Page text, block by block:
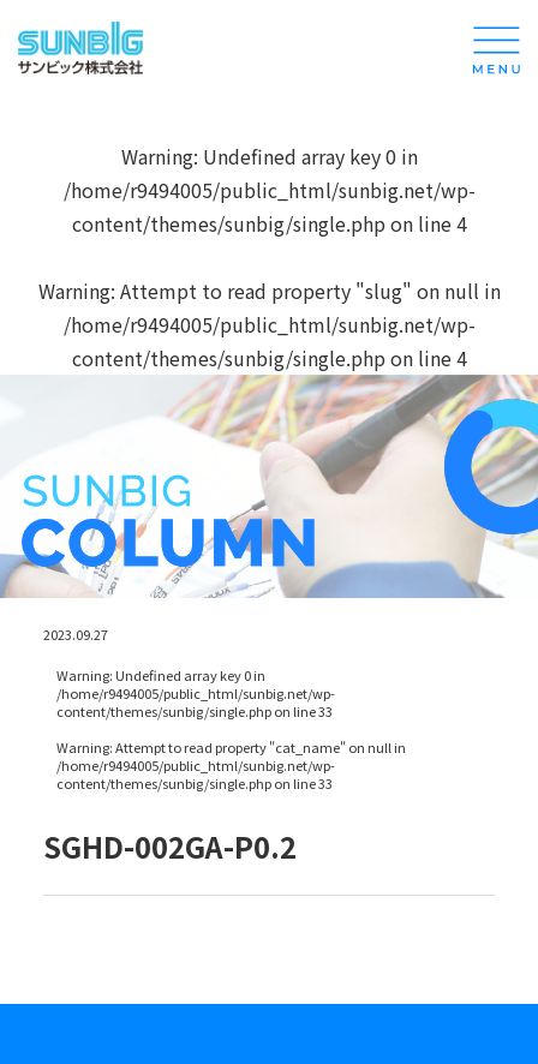
Warning: Undefined array key 0 in
/home/r9494005/public_html/sunbig.net/wp-
content/themes/sunbig/single.phpon line4
Warning: Attempt to read property "slug" on null in
/home/r9494005/public_html/sunbig.net/wp-
content/themes/sunbig/single.phpon line4
2023.09.27
Warning: Undefined array key 0 in
/home/r9494005/public_html/sunbig.net/wp-
content/themes/sunbig/single.phpon line33
Warning: Attempt to read property "cat_name" on null in
/home/r9494005/public_html/sunbig.net/wp-
content/themes/sunbig/single.phpon line33
SGHD-002GA-P0.2